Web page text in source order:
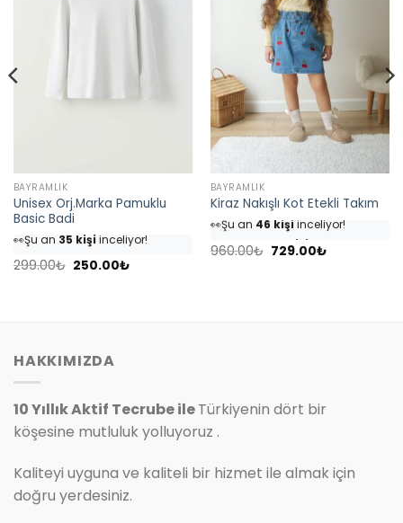
BAYRAMLIK
Unisex Orj.Marka Pamuklu
Basic Badi
👀Şu an35 kişi
⭐️Bu ürünü 40 kişifavoriledi!
🛒18 kişisepetine ekledi!
299.00₺ Orijinal
250.00₺Şu
BAYRAMLIK
Kiraz Nakışlı Kot Etekli Takım
👀Şu an46 kişiinceliyor!
⭐️Bu ürünü54 kişifavoriledi!
🛒25 kişisepetine ekledi!
960.00₺ Orijinal
729.00₺Şu
HAKKIMIZDA
10 Yıllık Aktif Tecrube ileTürkiyenin dört bir
köşesine mutluluk yolluyoruz .
Kaliteyi uyguna ve kaliteli bir hizmet ile almak için
doğru yerdesiniz.